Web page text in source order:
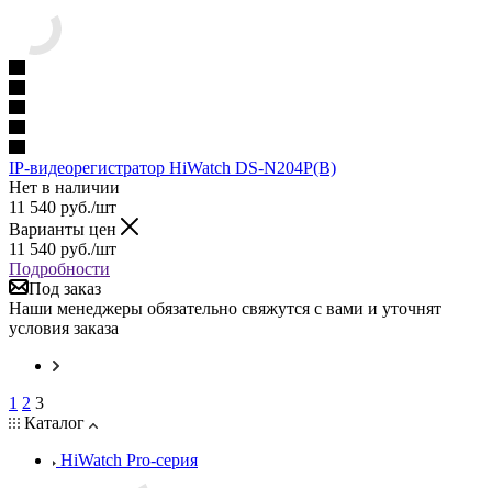
IP-видеорегистратор HiWatch DS-N204P(B)
Нет в наличии
11 540 руб./шт
Варианты цен
11 540 руб./шт
Подробности
Под заказ
Наши менеджеры обязательно свяжутся с вами и уточнят
условия заказа
1 2 3
Каталог
HiWatch Pro-серия